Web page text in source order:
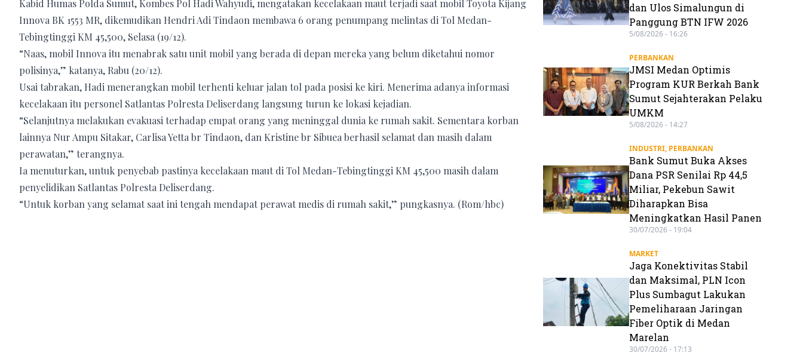
Kabid Humas Polda Sumut, Kombes Pol Hadi Wahyudi, mengatakan kecelakaan maut terjadi saat mobil Toyota Kijang
Innova BK 1553 MR, dikemudikan Hendri Adi Tindaon membawa 6 orang penumpang melintas di Tol Medan-
Tebingtinggi KM 45,500, Selasa (19/12).
“Naas, mobil Innova itu menabrak satu unit mobil yang berada di depan mereka yang belum diketahui nomor
polisinya,” katanya, Rabu (20/12).
Usai tabrakan, Hadi menerangkan mobil terhenti keluar jalan tol pada posisi ke kiri. Menerima adanya informasi
kecelakaan itu personel Satlantas Polresta Deliserdang langsung turun ke lokasi kejadian.
“Selanjutnya melakukan evakuasi terhadap empat orang yang meninggal dunia ke rumah sakit. Sementara korban
lainnya Nur Ampu Sitakar, Carlisa Yetta br Tindaon, dan Kristine br Sibuea berhasil selamat dan masih dalam
perawatan,” terangnya.
Ia menuturkan, untuk penyebab pastinya kecelakaan maut di Tol Medan-Tebingtinggi KM 45,500 masih dalam
penyelidikan Satlantas Polresta Deliserdang.
“Untuk korban yang selamat saat ini tengah mendapat perawat medis di rumah sakit,” pungkasnya. (Rom/hbc)
dan Ulos Simalungun di
Panggung BTN IFW 2026
5/08/2026 - 16:26
PERBANKAN
JMSI Medan Optimis
Program KUR Berkah Bank
Sumut Sejahterakan Pelaku
UMKM
5/08/2026 - 14:27
INDUSTRI, PERBANKAN
Bank Sumut Buka Akses
Dana PSR Senilai Rp 44,5
Miliar, Pekebun Sawit
Diharapkan Bisa
Meningkatkan Hasil Panen
30/07/2026 - 19:04
MARKET
Jaga Konektivitas Stabil
dan Maksimal, PLN Icon
Plus Sumbagut Lakukan
Pemeliharaan Jaringan
Fiber Optik di Medan
Marelan
30/07/2026 - 17:13